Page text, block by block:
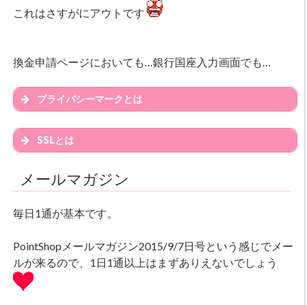
これはさすがにアウトです
換金申請ページにおいても…銀行国座入力画面でも…
プライバシーマークとは
SSLとは
メールマガジン
毎日1通が基本です。
PointShopメールマガジン2015/9/7日号という感じでメー
ルが来るので、1日1通以上はまずありえないでしょう